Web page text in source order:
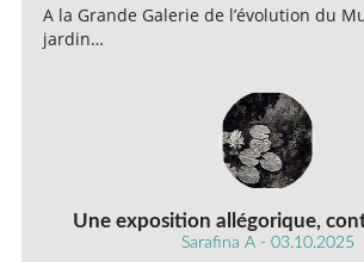
A la Grande Galerie de l’évolution du
jardin…
Une exposition allégorique,
Sarafina A - 03.10.2025